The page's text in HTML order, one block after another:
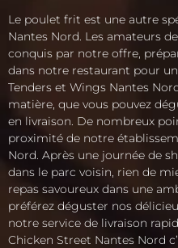
Le poulet frit est une autre
Nantes Nord. Les amateurs
conquis par notre offre,
dans notre restaurant pour
Tenders et Wings Nantes
matière, que vous pouvez
en livraison. De nombreux
proximité de notre
Nord. Après une journée de
dans le parc voisin, rien de
repas savoureux dans une
préférez déguster nos
notre service de livraison
Chicken Street Nantes Nord